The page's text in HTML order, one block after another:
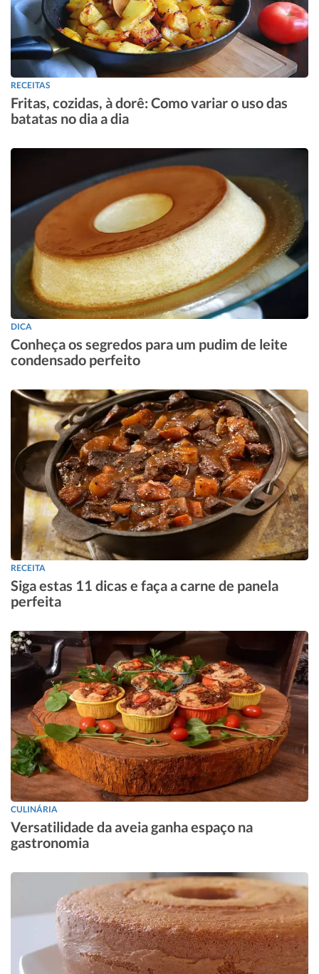
RECEITAS
Fritas, cozidas, à dorê: Como variar o uso das
batatas no dia a dia
DICA
Conheça os segredos para um pudim de leite
condensado perfeito
RECEITA
Siga estas 11 dicas e faça a carne de panela
perfeita
CULINÁRIA
Versatilidade da aveia ganha espaço na
gastronomia